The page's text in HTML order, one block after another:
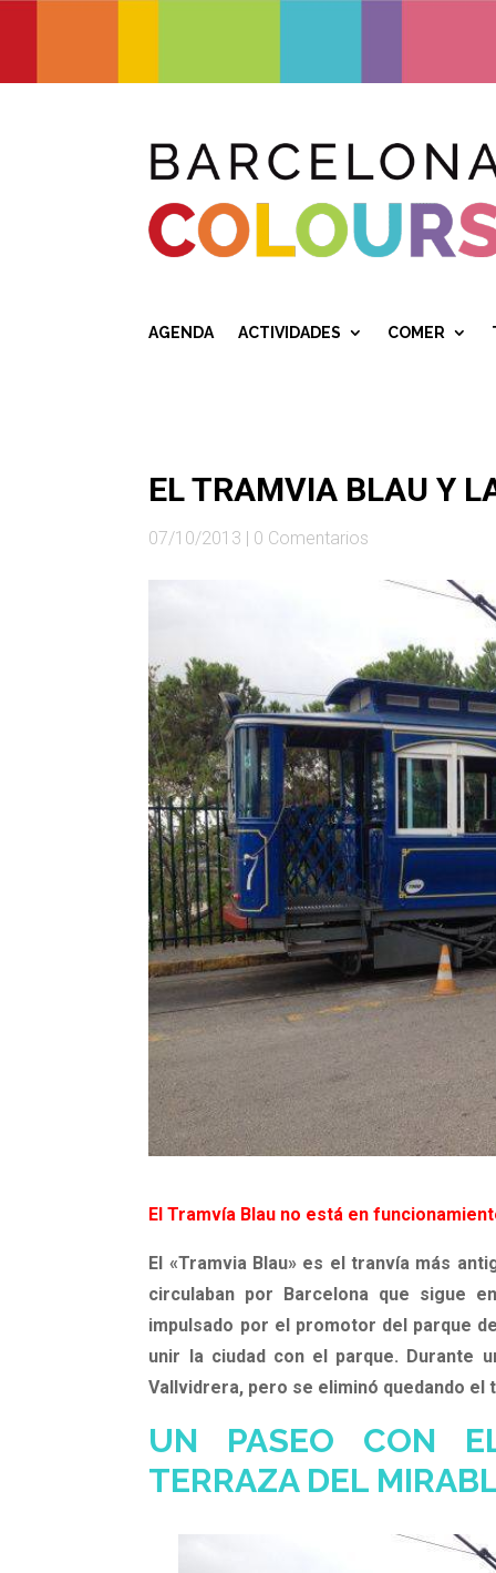
AGENDA ACTIVIDADES COMER
EL TRAMVIA BLAU Y
07/10/2013 | 0 Comentarios
El Tramvía Blau no está en
El «Tramvia Blau» es el tranvía más
circulaban por Barcelona que sigue
impulsado por el promotor del parque
unir la ciudad con el parque. Durante
Vallvidrera, pero se eliminó quedando el
UN PASEO CON
TERRAZA DEL